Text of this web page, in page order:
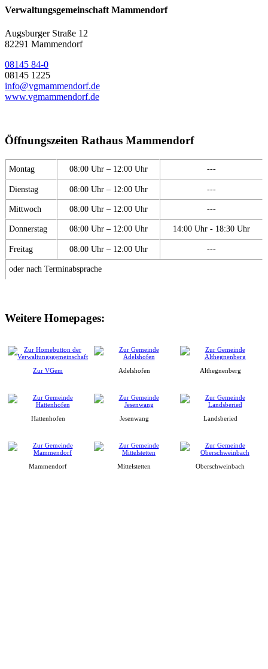
Verwaltungsgemeinschaft Mammendorf
Augsburger Straße 12
82291 Mammendorf
08145 84-0
08145 1225
info@vgmammendorf.de
www.vgmammendorf.de
Öffnungszeiten Rathaus Mammendorf
Montag 08:00 Uhr – 12:00 Uhr ---
Dienstag 08:00 Uhr – 12:00 Uhr ---
Mittwoch 08:00 Uhr – 12:00 Uhr ---
Donnerstag 08:00 Uhr – 12:00 Uhr 14:00 Uhr - 18:30 Uhr
Freitag 08:00 Uhr – 12:00 Uhr ---
oder nach Terminabsprache
Weitere Homepages:
Zur VGem Adelshofen Althegnenberg
Hattenhofen Jesenwang Landsberied
Mammendorf Mittelstetten Oberschweinbach